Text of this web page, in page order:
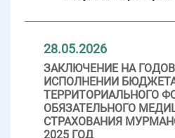
28.05.2026
ЗАКЛЮЧЕНИЕ НА
ИСПОЛНЕНИИ
ТЕРРИТОРИАЛЬНОГО
ОБЯЗАТЕЛЬНОГО
СТРАХОВАНИЯ
2025 ГОД